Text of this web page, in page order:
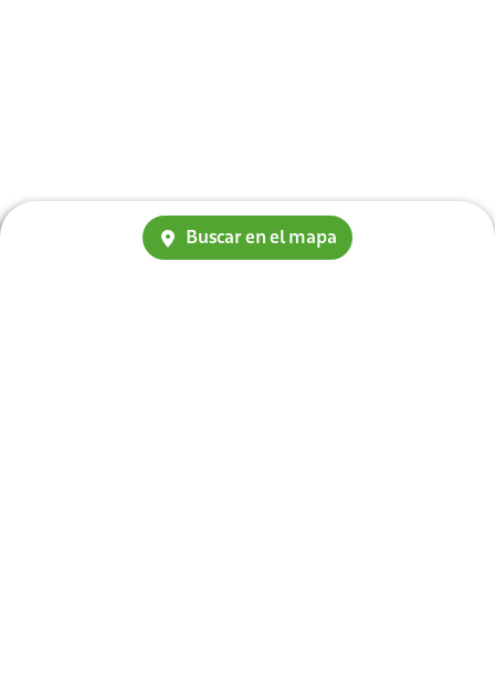
Buscar en el mapa